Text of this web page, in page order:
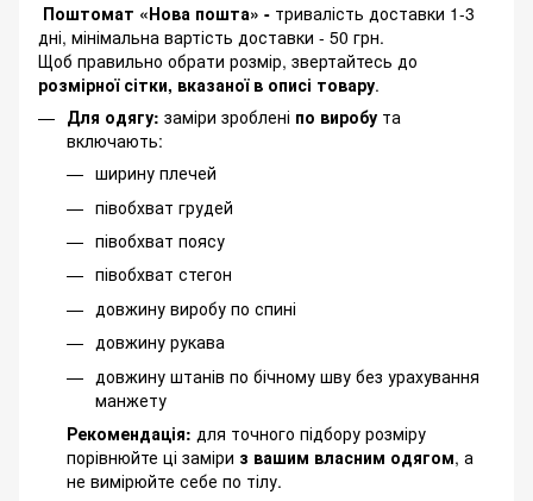
Поштомат «Нова пошта» - тривалість доставки 1-3
дні, мінімальна вартість доставки - 50 грн.
Щоб правильно обрати розмір, звертайтесь до
розмірної сітки, вказаної в описі товару.
Для одягу: заміри зроблені по виробу та
включають:
ширину плечей
півобхват грудей
півобхват поясу
півобхват стегон
довжину виробу по спині
довжину рукава
довжину штанів по бічному шву без урахування
манжету
Рекомендація: для точного підбору розміру
порівнюйте ці заміри з вашим власним одягом, а
не вимірюйте себе по тілу.